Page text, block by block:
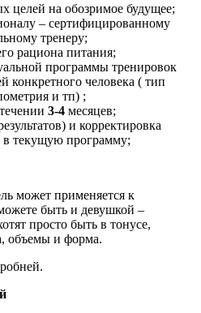
целей на обозримое будущее;
– сертифицированному
тренеру;
рациона питания;
программы тренировок
конкретного человека ( тип
и тп) ;
3-4 месяцев;
и корректировка
в текущую программу;
может применяется к
быть и девушкой –
просто быть в тонусе,
объемы и форма.